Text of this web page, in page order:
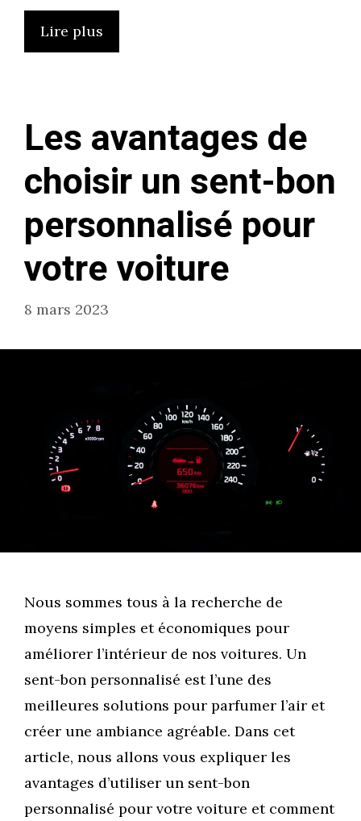
Lire plus
Les avantages de
choisir un sent-bon
personnalisé pour
votre voiture
8 mars 2023
Nous sommes tous à la recherche de
moyens simples et économiques pour
améliorer l’intérieur de nos voitures. Un
sent-bon personnalisé est l’une des
meilleures solutions pour parfumer l’air et
créer une ambiance agréable. Dans cet
article, nous allons vous expliquer les
avantages d’utiliser un sent-bon
personnalisé pour votre voiture et comment